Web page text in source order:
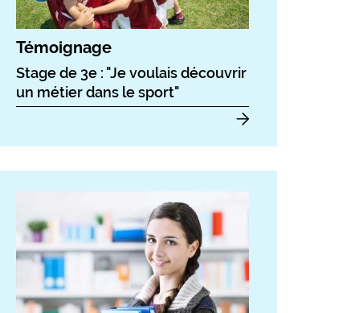
Témoignage
Stage de 3e : "Je voulais découvrir
un métier dans le sport"